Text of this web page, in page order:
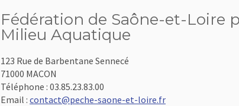
Fédération de Saône-et-Loire
Milieu Aquatique
123 Rue de Barbentane Sennecé
71000 MACON
Téléphone : 03.85.23.83.00
Email : contact@peche-saone-et-loire.fr